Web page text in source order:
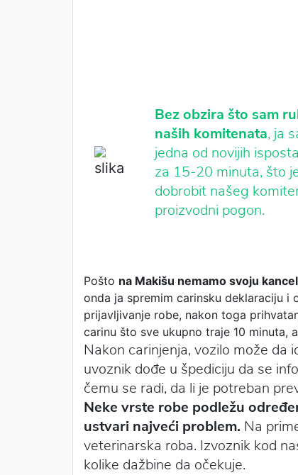
Bez obzira što sam
naših komitenata, ja
jedna od novijih
za 15-20 minuta, što
dobrobit našeg
proizvodni pogon.
Pošto na Makišu nemamo svoju
onda ja spremim carinsku deklaraciju i
prijavljivanje robe, nakon toga
carinu što sve ukupno traje 10 minuta,
Nakon carinjenja, vozilo može da
uvoznik dođe u špediciju da se
čemu se radi, da li je potreban
Neke vrste robe podležu
ustvari najveći problem. Na
veterinarska roba. Izvoznik kod
kolike dažbine da očekuje.